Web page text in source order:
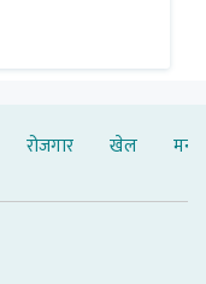
रोजगार खेल